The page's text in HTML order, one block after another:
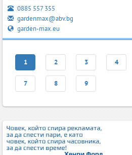
0885 557 355
gardenmax@abv.bg
garden-max.eu
1 2 3 4
7 8 9